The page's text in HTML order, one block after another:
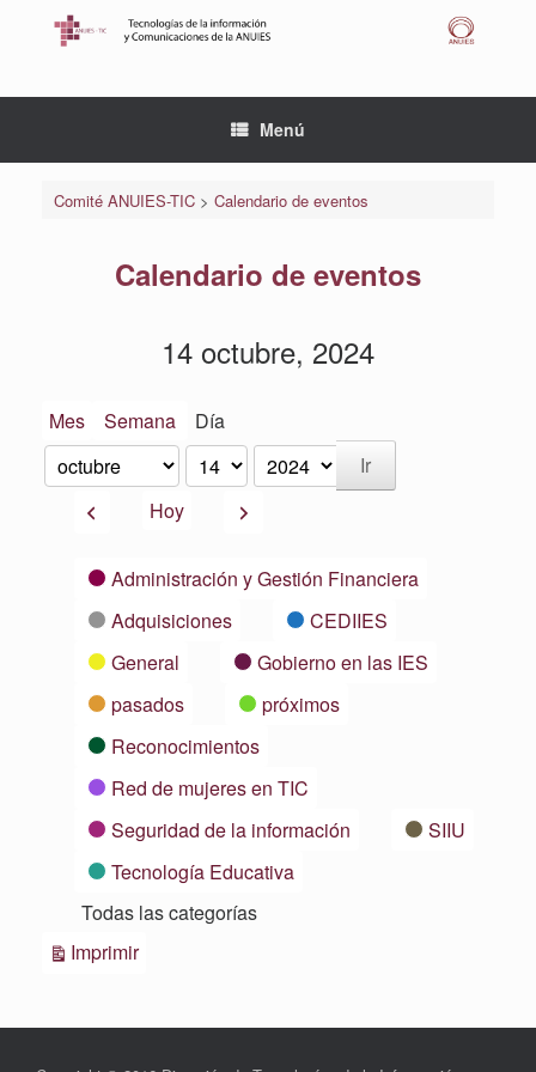
Menú
Comité ANUIES-TIC> Calendario de eventos
Calendario de eventos
14 octubre, 2024
Mes Semana Día
Mes
Día
Año
AnteriorHoy Siguiente
CategoríasAdministración y Gestión Financiera
Adquisiciones
CEDIIES
General
Gobierno en las IES
pasados
próximos
Reconocimientos
Red de mujeres en TIC
Seguridad de la información
SIIU
Tecnología Educativa
Todas las categorías
ImprimirVistas